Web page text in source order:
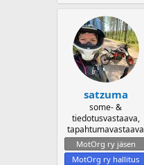
satzuma
some- &
tiedotusvastaava,
tapahtumavastaava
MotOrg ry jäsen
MotOrg ry hallitus